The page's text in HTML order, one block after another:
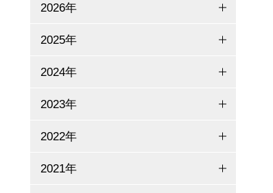
2026年
2025年
2024年
2023年
2022年
2021年